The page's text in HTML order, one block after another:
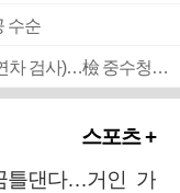
수순
■ 검사 신분 버리고 직급하향(10년 이하 저연차 검사)…檢 중수청행 기피
스포츠 +
틀댄다…거인 가